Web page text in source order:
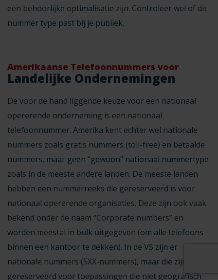
een behoorlijke optimalisatie zijn. Controleer wel of dit
nummer type past bij je publiek.
Amerikaanse Telefoonnummers voor
Landelijke Ondernemingen
De voor de hand liggende keuze voor een nationaal
opererende onderneming is een nationaal
telefoonnummer. Amerika kent echter wel nationale
nummers zoals gratis nummers (toll-free) en betaalde
nummers, maar geen “gewoon” nationaal nummertype
zoals in de meeste andere landen. De meeste landen
hebben een nummerreeks die gereserveerd is voor
nationaal opererende organisaties. Deze zijn ook vaak
bekend onder de naam “Corporate numbers” en
worden meestal in bulk uitgegeven (om alle telefoons
binnen een kantoor te dekken). In de VS zijn er
nationale nummers (5XX-nummers), maar die zijn
gereserveerd voor toepassingen die niet geografisch